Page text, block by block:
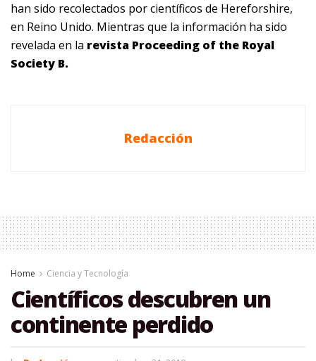
han sido recolectados por científicos de Hereforshire,
en Reino Unido. Mientras que la información ha sido
revelada en la revista Proceeding of the Royal
Society B.
Redacción
Home Ciencia y Tecnología
Científicos descubren un
continente perdido